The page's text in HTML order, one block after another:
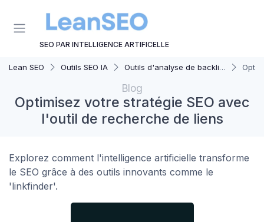
SEO PAR INTELLIGENCE ARTIFICELLE
Lean SEO Outils SEO IA Outils d'analyse de backlinks IA
Blog
Optimisez votre stratégie SEO avec
l'outil de recherche de liens
Explorez comment l'intelligence artificielle transforme
le SEO grâce à des outils innovants comme le
'linkfinder'.